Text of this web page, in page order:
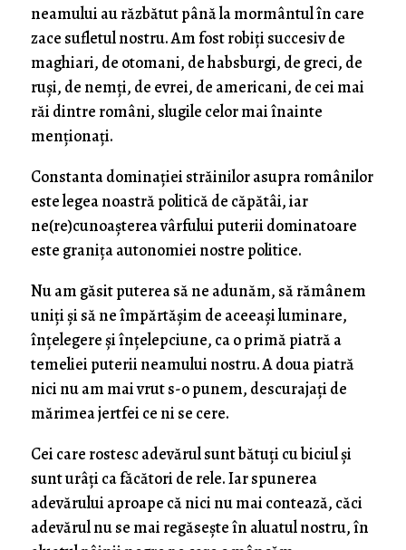
neamului au răzbătut până la mormântul în care
zace sufletul nostru. Am fost robiţi succesiv de
maghiari, de otomani, de habsburgi, de greci, de
ruşi, de nemţi, de evrei, de americani, de cei mai
răi dintre români, slugile celor mai înainte
menţionaţi.
Constanta dominaţiei străinilor asupra românilor
este legea noastră politică de căpătâi, iar
ne(re)cunoaşterea vârfului puterii dominatoare
este graniţa autonomiei nostre politice.
Nu am găsit puterea să ne adunăm, să rămânem
uniţi şi să ne împărtăşim de aceeaşi luminare,
înţelegere şi înţelepciune, ca o primă piatră a
temeliei puterii neamului nostru. A doua piatră
nici nu am mai vrut s-o punem, descurajaţi de
mărimea jertfei ce ni se cere.
Cei care rostesc adevărul sunt bătuţi cu biciul şi
sunt urâţi ca făcători de rele. Iar spunerea
adevărului aproape că nici nu mai contează, căci
adevărul nu se mai regăseşte în aluatul nostru, în